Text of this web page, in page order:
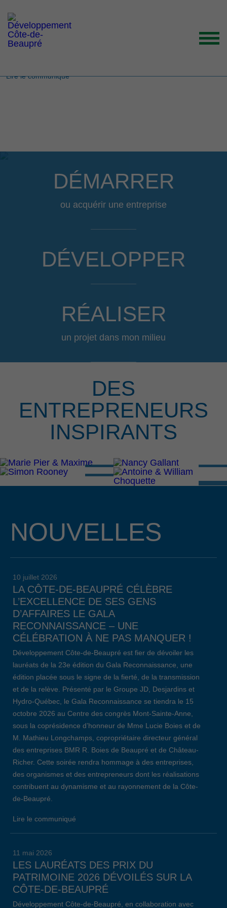
NOUS JOINDRE
Lire le communiqué
Lire le communiqué
DÉMARRER
ou acquérir une entreprise
DÉVELOPPER
RÉALISER
un projet dans mon milieu
DES
ENTREPRENEURS
INSPIRANTS
NOUVELLES
10 juillet 2026
LA CÔTE-DE-BEAUPRÉ CÉLÈBRE
L’EXCELLENCE DE SES GENS
D’AFFAIRES LE GALA
RECONNAISSANCE – UNE
CÉLÉBRATION À NE PAS MANQUER !
Développement Côte-de-Beaupré est fier de dévoiler les
lauréats de la 23e édition du Gala Reconnaissance, une
édition placée sous le signe de la fierté, de la transmission
et de la relève. Présenté par le Groupe JD, Desjardins et
Hydro-Québec, le Gala Reconnaissance se tiendra le 15
octobre 2026 au Centre des congrès Mont-Sainte-Anne,
sous la coprésidence d’honneur de Mme Lucie Boies et de
M. Mathieu Longchamps, copropriétaire directeur général
des entreprises BMR R. Boies de Beaupré et de Château-
Richer. Cette soirée rendra hommage à des entreprises,
des organismes et des entrepreneurs dont les réalisations
contribuent au dynamisme et au rayonnement de la Côte-
de-Beaupré.
Lire le communiqué
11 mai 2026
LES LAURÉATS DES PRIX DU
PATRIMOINE 2026 DÉVOILÉS SUR LA
CÔTE-DE-BEAUPRÉ
Développement Côte-de-Beaupré, en collaboration avec